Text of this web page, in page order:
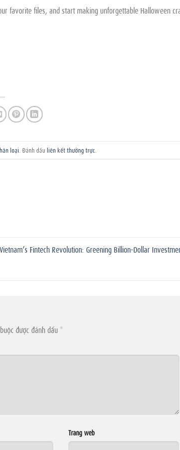
favorite files, and start making unforgettable Halloween
loại . Đánh dấuliên kết thường trực
Vietnam’s Fintech Revolution: Greening Billion-Dollar
được đánh dấu *
Trang web